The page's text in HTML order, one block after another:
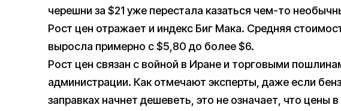
черешни за $21 уже перестала казаться чем-то
Рост цен отражает и индекс Биг Мака. Средняя
выросла примерно с $5,80 до более $6.
Рост цен связан с войной в Иране и торговыми
администрации. Как отмечают эксперты, даже если
заправках начнет дешеветь, это не означает, что цены